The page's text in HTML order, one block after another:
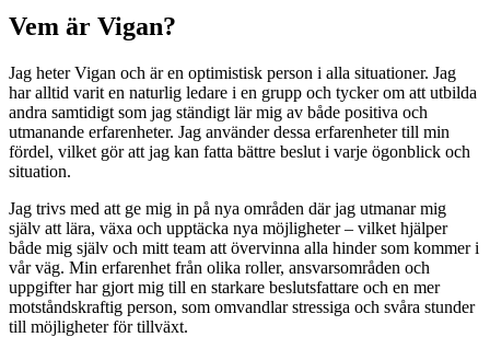
Vem är Vigan?
Jag heter Vigan och är en optimistisk person i alla situationer. Jag
har alltid varit en naturlig ledare i en grupp och tycker om att utbilda
andra samtidigt som jag ständigt lär mig av både positiva och
utmanande erfarenheter. Jag använder dessa erfarenheter till min
fördel, vilket gör att jag kan fatta bättre beslut i varje ögonblick och
situation.
Jag trivs med att ge mig in på nya områden där jag utmanar mig
själv att lära, växa och upptäcka nya möjligheter – vilket hjälper
både mig själv och mitt team att övervinna alla hinder som kommer i
vår väg. Min erfarenhet från olika roller, ansvarsområden och
uppgifter har gjort mig till en starkare beslutsfattare och en mer
motståndskraftig person, som omvandlar stressiga och svåra stunder
till möjligheter för tillväxt.